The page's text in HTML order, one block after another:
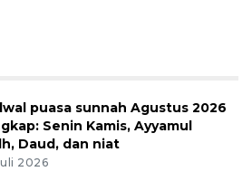
puasa sunnah Agustus 2026
Senin Kamis, Ayyamul
Daud, dan niat
2026